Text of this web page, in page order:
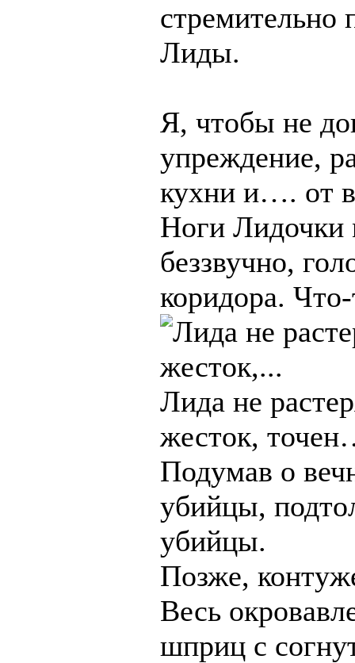
стремительно
Лиды.
Я, чтобы не
упреждение,
кухни и…. от
Ноги Лидочки
беззвучно,
коридора.
Лида не
жесток,
Подумав о
убийцы,
убийцы.
Позже,
Весь
шприц с